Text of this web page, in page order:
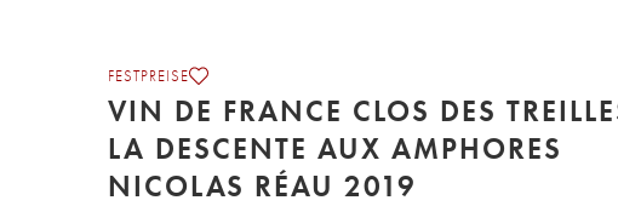
FESTPREISE
VIN DE FRANCE CLOS DES
LA DESCENTE AUX AMPHORES
NICOLAS RÉAU 2019